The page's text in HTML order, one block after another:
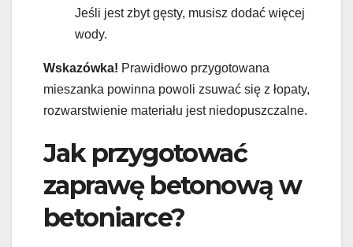
Jeśli jest zbyt gęsty, musisz dodać więcej
wody.
Wskazówka! Prawidłowo przygotowana
mieszanka powinna powoli zsuwać się z łopaty,
rozwarstwienie materiału jest niedopuszczalne.
Jak przygotować
zaprawę betonową w
betoniarce?